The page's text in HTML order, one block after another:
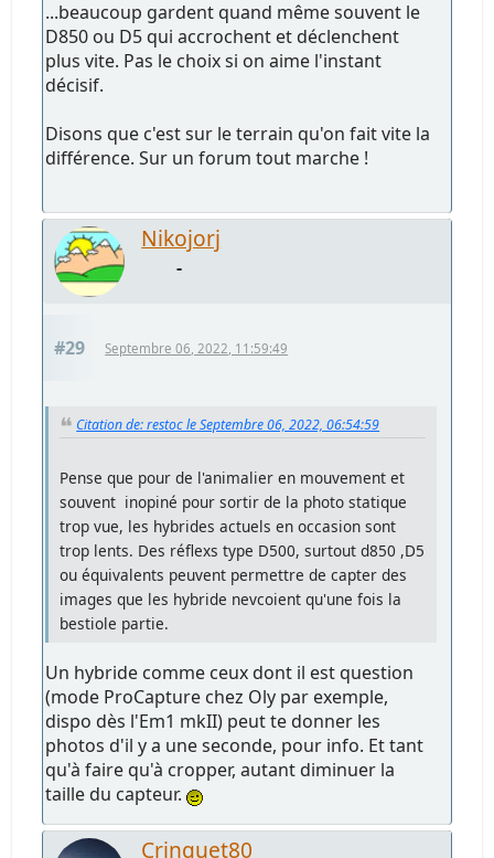
...beaucoup gardent quand même souvent le
D850 ou D5 qui accrochent et déclenchent
plus vite. Pas le choix si on aime l'instant
décisif.
Disons que c'est sur le terrain qu'on fait vite la
différence. Sur un forum tout marche !
Nikojorj
-
#29 Septembre 06, 2022, 11:59:49
Citation de: restoc le Septembre 06, 2022, 06:54:59
Pense que pour de l'animalier en mouvement et
souvent inopiné pour sortir de la photo statique
trop vue, les hybrides actuels en occasion sont
trop lents. Des réflexs type D500, surtout d850 ,D5
ou équivalents peuvent permettre de capter des
images que les hybride nevcoient qu'une fois la
bestiole partie.
Un hybride comme ceux dont il est question
(mode ProCapture chez Oly par exemple,
dispo dès l'Em1 mkII) peut te donner les
photos d'il y a une seconde, pour info. Et tant
qu'à faire qu'à cropper, autant diminuer la
taille du capteur.
Crinquet80